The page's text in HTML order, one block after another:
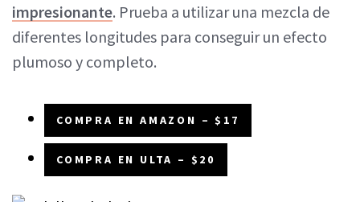
impresionante. Prueba a utilizar una mezcla de
diferentes longitudes para conseguir un efecto
plumoso y completo.
COMPRA EN AMAZON – $17
COMPRA EN ULTA – $20